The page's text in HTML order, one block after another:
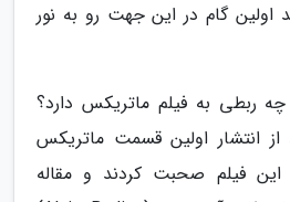
اولین گام در این جهت رو به نور
ربطی به فیلم ماتریکس دارد؟
انتشار اولین قسمت ماتریکس
این فیلم صحبت کردند و مقاله